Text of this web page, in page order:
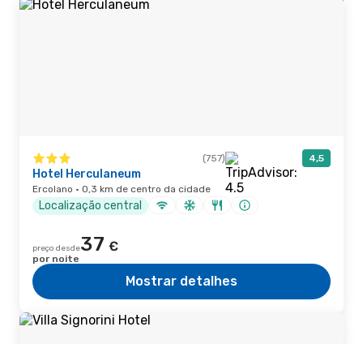
(757) 4,5
Hotel Herculaneum
Ercolano · 0,3 km de centro da cidade
Localização central
preço desde37 €
por noite
Mostrar detalhes